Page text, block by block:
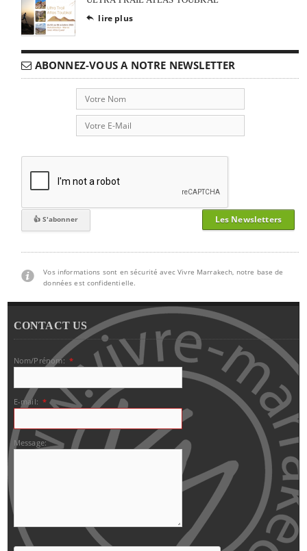
 lire plus
ABONNEZ-VOUS A NOTRE NEWSLETTER
Les Newsletters
Vos informations sont en sécurité avec Vivre Marrakech, notre base de
données est confidentielle.
CONTACT US
Nom/Prénom: *
E-mail: *
Message: